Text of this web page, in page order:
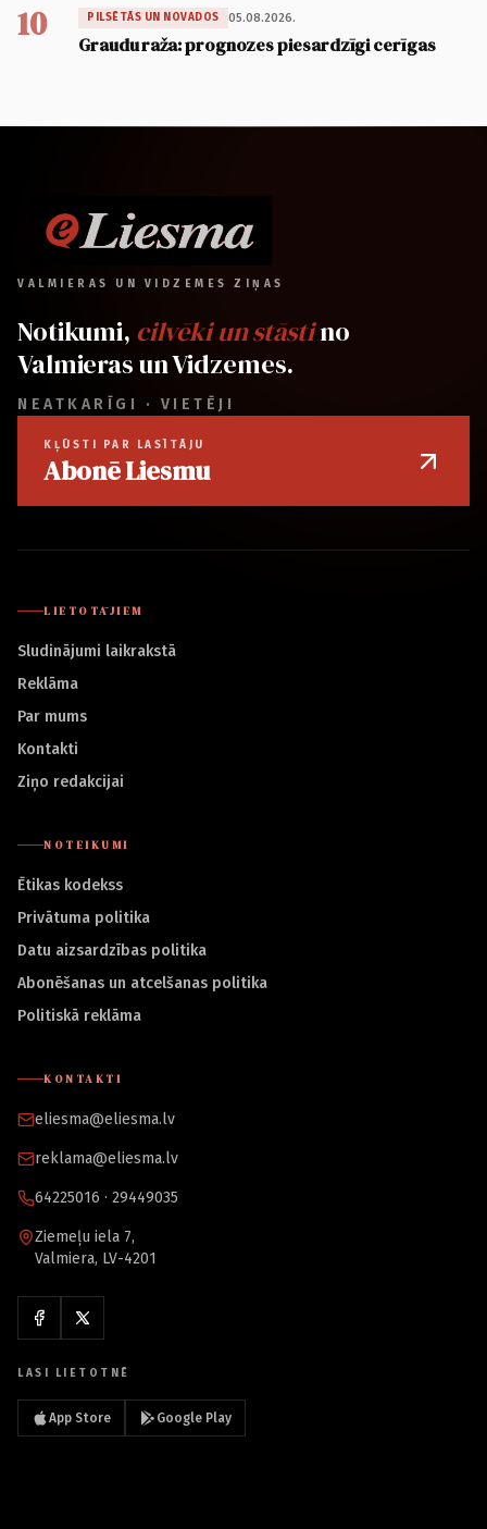
10 PILSĒTĀS UN NOVADOS 05.08.2026.
Graudu raža: prognozes piesardzīgi cerīgas
VALMIERAS UN VIDZEMES ZIŅAS
Notikumi, cilvēki un stāstino
Valmieras un Vidzemes.
NEATKARĪGI · VIETĒJI
KĻŪSTI PAR LASĪTĀJU
Abonē Liesmu
LIETOTĀJIEM
Sludinājumi laikrakstā
Reklāma
Par mums
Kontakti
Ziņo redakcijai
NOTEIKUMI
Ētikas kodekss
Privātuma politika
Datu aizsardzības politika
Abonēšanas un atcelšanas politika
Politiskā reklāma
KONTAKTI
eliesma@eliesma.lv
reklama@eliesma.lv
64225016 · 29449035
Ziemeļu iela 7,
Valmiera, LV-4201
LASI LIETOTNĒ
App Store Google Play